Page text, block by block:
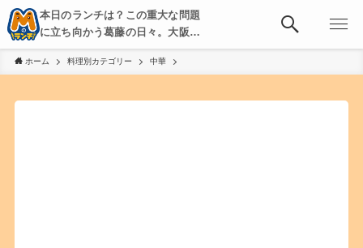
本日のランチは？この重大な問題
に立ち向かう葛藤の日々。大阪・
京都・神戸を中心とした食べ歩
き、飲み歩きを綴る。
ホーム 料理別カテゴリー 中華